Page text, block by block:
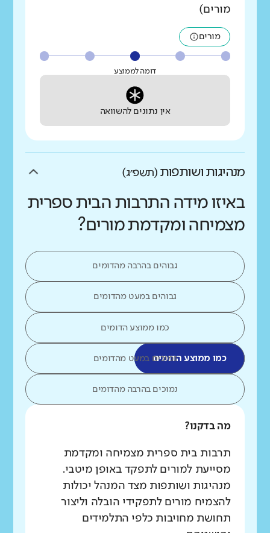
מורים)
מורים
דומה לממוצע
אין נתונים להשוואה
מנהיגות ושותפות (תשפ״ג)
באיזו מידה התרבות הבית ספרית
מצמיחה ומקדמת מורים?
גבוהים בהרבה מהדומים
גבוהים במעט מהדומים
כמו ממוצע הדומים
כמו ממוצע הדומיםנמוכים במעט מהדומים
נמוכים בהרבה מהדומים
מה בדקנו?
תרבות בית ספרית מצמיחה ומקדמת
מסייעת למורים לתפקד באופן מיטבי.
מנהיגות ושותפות מצד המנהל יכולות
להצמיח מורים לתפקידי הובלה וליצור
תחושת מחויבות כלפי התלמידים